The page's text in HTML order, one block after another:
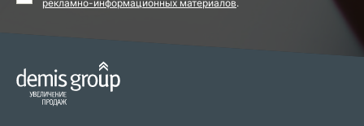
рекламно-информационных материалов.